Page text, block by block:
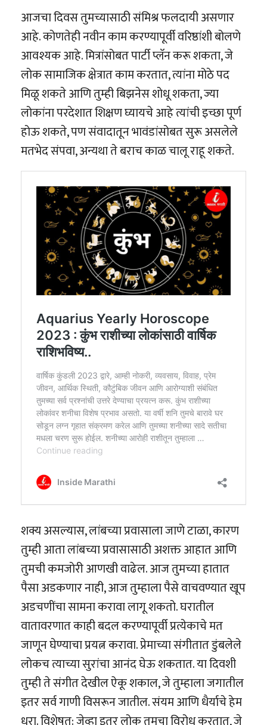
आजचा दिवस तुमच्यासाठी संमिश्र फलदायी असणार
आहे. कोणतेही नवीन काम करण्यापूर्वी वरिष्ठांशी बोलणे
आवश्यक आहे. मित्रांसोबत पार्टी प्लॅन करू शकता, जे
लोक सामाजिक क्षेत्रात काम करतात, त्यांना मोठे पद
मिळू शकते आणि तुम्ही बिझनेस शोधू शकता, ज्या
लोकांना परदेशात शिक्षण घ्यायचे आहे त्यांची इच्छा पूर्ण
होऊ शकते, पण संवादातून भावंडांसोबत सुरू असलेले
मतभेद संपवा, अन्यथा ते बराच काळ चालू राहू शकते.
शक्य असल्यास, लांबच्या प्रवासाला जाणे टाळा, कारण
तुम्ही आता लांबच्या प्रवासासाठी अशक्त आहात आणि
तुमची कमजोरी आणखी वाढेल. आज तुमच्या हातात
पैसा अडकणार नाही, आज तुम्हाला पैसे वाचवण्यात खूप
अडचणींचा सामना करावा लागू शकतो. घरातील
वातावरणात काही बदल करण्यापूर्वी प्रत्येकाचे मत
जाणून घेण्याचा प्रयत्न करावा. प्रेमाच्या संगीतात डुंबलेले
लोकच त्याच्या सुरांचा आनंद घेऊ शकतात. या दिवशी
तुम्ही ते संगीत देखील ऐकू शकाल, जे तुम्हाला जगातील
इतर सर्व गाणी विसरून जातील. संयम आणि धैर्याचे हेम